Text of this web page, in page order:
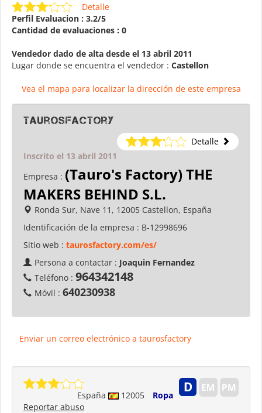
Detalle
Perfil Evaluacion : 3.2/5
Cantidad de evaluaciones : 0
Vendedor dado de alta desde el 13 abril 2011
Lugar donde se encuentra el vendedor : Castellon
Vea el mapa para localizar la dirección de este empresa
taurosfactory
Detalle
Inscrito el 13 abril 2011
Empresa : (Tauro's Factory) THE
MAKERS BEHIND S.L.
Ronda Sur, Nave 11, 12005 Castellon, España
Identificación de la empresa : B-12998696
Sitio web : taurosfactory.com/es/
Persona a contactar : Joaquin Fernandez
Teléfono : 964342148
Móvil : 640230938
Enviar un correo electrónico a taurosfactory
España 12005
Ropa
Reportar abuso